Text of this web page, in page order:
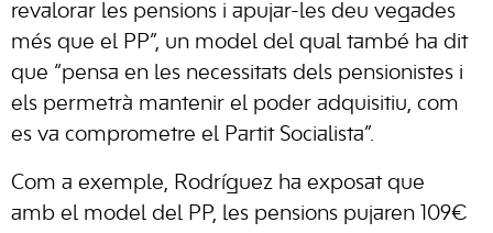
revalorar les pensions i apujar-les deu vegades
més que el PP”, un model del qual també ha dit
que “pensa en les necessitats dels pensionistes i
els permetrà mantenir el poder adquisitiu, com
es va comprometre el Partit Socialista”.
Com a exemple, Rodríguez ha exposat que
amb el model del PP, les pensions pujaren 109€